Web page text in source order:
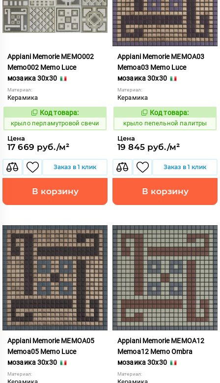
Appiani Memorie MEMO002
Memo002 Memo Luce
мозаика 30x30
Материал:
Керамика
837084
Код товара:
крыло перламутровой свечи
Цена
17 669 руб./м²
Заказ в 1 клик
В корзину
Appiani Memorie MEMOA03
Memoa03 Memo Luce
мозаика 30x30
Материал:
Керамика
836941
Код товара:
крыло пепельной палитры
Цена
19 845 руб./м²
Заказ в 1 клик
В корзину
Appiani Memorie MEMOA05
Memoa05 Memo Luce
мозаика 30x30
Материал:
Appiani Memorie MEMOA12
Memoa12 Memo Ombra
мозаика 30x30
Материал: